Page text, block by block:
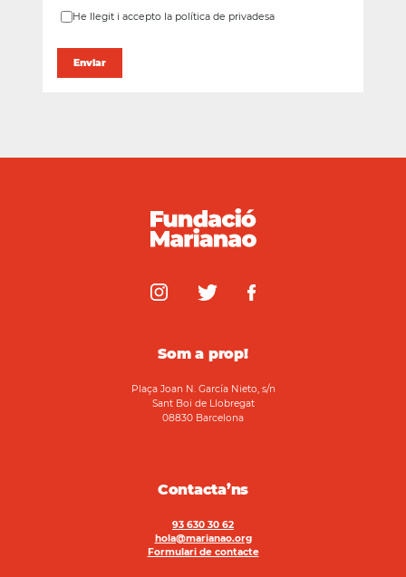
He llegit i accepto la política de privadesa
Som a prop!
Plaça Joan N. García Nieto, s/n
Sant Boi de Llobregat
08830 Barcelona
Contacta’ns
93 630 30 62
hola@marianao.org
Formulari de contacte